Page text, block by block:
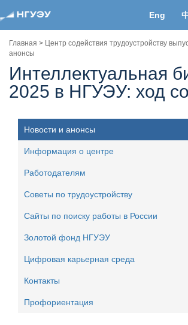
Eng
Главная > Центр содействия трудоустройству
анонсы
Интеллектуальная
2025 в НГУЭУ: ход
Новости и анонсы
Информация о центре
Работодателям
Советы по трудоустройству
Сайты по поиску работы в России
Золотой фонд НГУЭУ
Цифровая карьерная среда
Контакты
Профориентация